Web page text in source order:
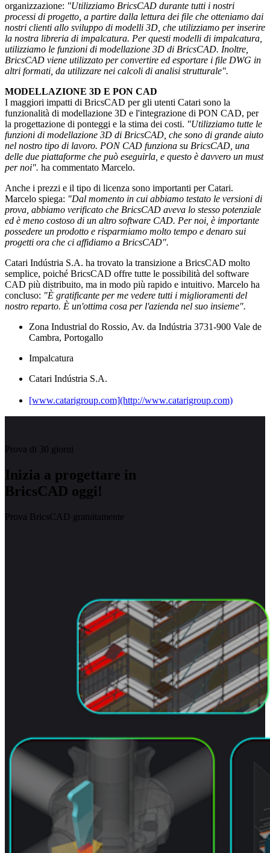
organizzazione: "Utilizziamo BricsCAD durante tutti i nostri
processi di progetto, a partire dalla lettura dei file che otteniamo dai
nostri clienti allo sviluppo di modelli 3D, che utilizziamo per inserire
la nostra libreria di impalcatura. Per questi modelli di impalcatura,
utilizziamo le funzioni di modellazione 3D di BricsCAD. Inoltre,
BricsCAD viene utilizzato per convertire ed esportare i file DWG in
altri formati, da utilizzare nei calcoli di analisi strutturale".
MODELLAZIONE 3D E PON CAD
I maggiori impatti di BricsCAD per gli utenti Catari sono la
funzionalità di modellazione 3D e l'integrazione di PON CAD, per
la progettazione di ponteggi e la stima dei costi. "Utilizziamo tutte le
funzioni di modellazione 3D di BricsCAD, che sono di grande aiuto
nel nostro tipo di lavoro. PON CAD funziona su BricsCAD, una
delle due piattaforme che può eseguirla, e questo è davvero un must
per noi". ha commentato Marcelo.
Anche i prezzi e il tipo di licenza sono importanti per Catari.
Marcelo spiega: "Dal momento in cui abbiamo testato le versioni di
prova, abbiamo verificato che BricsCAD aveva lo stesso potenziale
ed è meno costoso di un altro software CAD. Per noi, è importante
possedere un prodotto e risparmiamo molto tempo e denaro sui
progetti ora che ci affidiamo a BricsCAD".
Catari Indústria S.A. ha trovato la transizione a BricsCAD molto
semplice, poiché BricsCAD offre tutte le possibilità del software
CAD più distribuito, ma in modo più rapido e intuitivo. Marcelo ha
concluso: "È gratificante per me vedere tutti i miglioramenti del
nostro reparto. È un'ottima cosa per l'azienda nel suo insieme".
Zona Industrial do Rossio, Av. da Indústria 3731-900 Vale de
Cambra, Portogallo
Impalcatura
Catari Indústria S.A.
[www.catarigroup.com](http://www.catarigroup.com)
Prova di 30 giorni
Inizia a progettare in
BricsCAD oggi!
Prova BricsCAD gratuitamente